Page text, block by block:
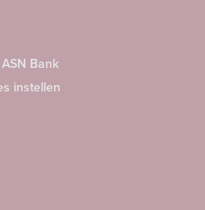
Bank
instellen